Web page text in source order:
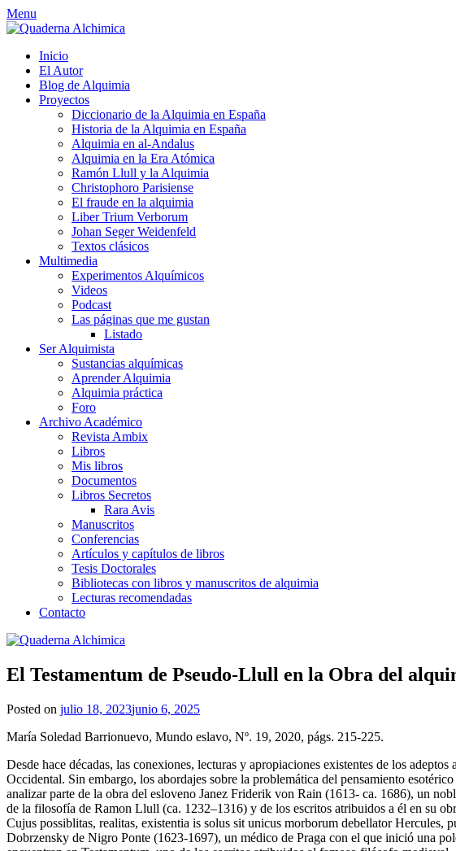
Skip
to
Menu
Inicio
El Autor
Blog de Alquimia
Proyectos
Diccionario de la Alquimia en España
Historia de la Alquimia en España
Alquimia en al-Andalus
Alquimia en la Era Atómica
Ramón Llull y la Alquimia
Christophoro Parisiense
El fraude en la alquimia
Liber Trium Verborum
Johan Seger Weidenfeld
Textos clásicos
Multimedia
Experimentos Alquímicos
Videos
Podcast
Las páginas que me gustan
Listado
Ser Alquimista
Sustancias alquímicas
Aprender Alquimia
Alquimia práctica
Foro
Archivo Académico
Revista Ambix
Libros
Mis libros
Documentos
Libros Secretos
Rara Avis
Manuscritos
Conferencias
Artículos y capítulos de libros
Tesis Doctorales
Bibliotecas con libros y manuscritos de alquimia
Lecturas recomendadas
Contacto
El Testamentum de Pseudo-Llull en la Obra del
Posted on julio 18, 2023junio 6, 2025
María Soledad Barrionuevo, Mundo eslavo, Nº. 19, 2020, págs. 215-225.
Desde hace décadas, las conexiones, lecturas y apropiaciones existentes de los
Occidental. Sin embargo, los abordajes sobre la problemática del pensamiento
analizar parte de la obra del esloveno Janez Friderik von Rain (1613- ca. 1686), un
de la filosofía de Ramon Llull (ca. 1232–1316) y de los escritos atribuidos a él en su
Cujus possiblitas, realitas, existentia is solus sit unicus morborum debellator Hercules,
Dobrzensky de Nigro Ponte (1623-1697), un médico de Praga con el que inició una